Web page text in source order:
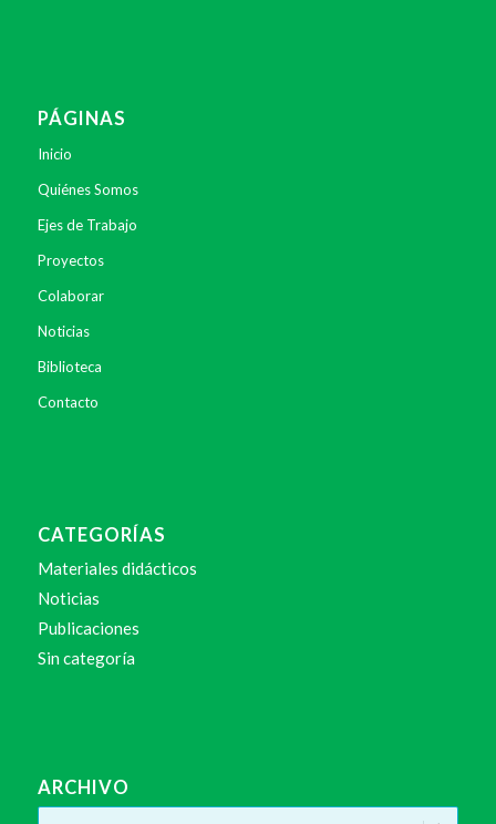
PÁGINAS
Inicio
Quiénes Somos
Ejes de Trabajo
Proyectos
Colaborar
Noticias
Biblioteca
Contacto
CATEGORÍAS
Materiales didácticos
Noticias
Publicaciones
Sin categoría
ARCHIVO